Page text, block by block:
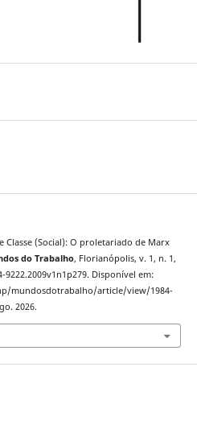
Classe (Social): O proletariado de Marx
do Trabalho, Florianópolis, v. 1, n. 1,
9222.2009v1n1p279. Disponível em:
mundosdotrabalho/article/view/1984-
2026.